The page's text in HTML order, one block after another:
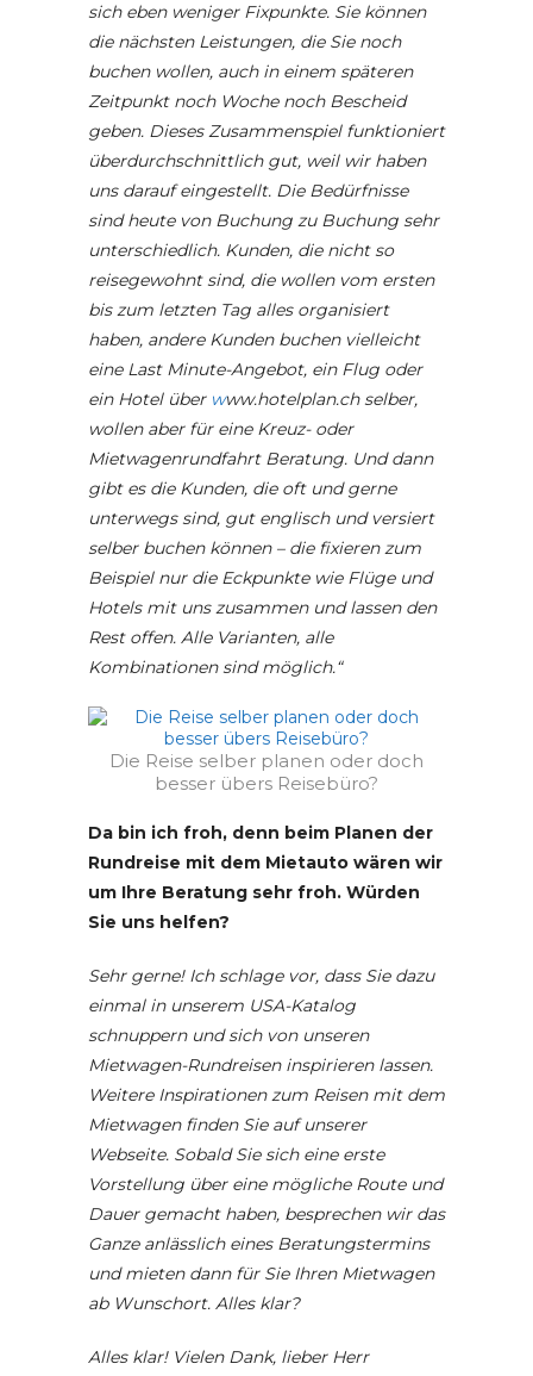
sich eben weniger Fixpunkte. Sie können
die nächsten Leistungen, die Sie noch
buchen wollen, auch in einem späteren
Zeitpunkt noch Woche noch Bescheid
geben. Dieses Zusammenspiel funktioniert
überdurchschnittlich gut, weil wir haben
uns darauf eingestellt. Die Bedürfnisse
sind heute von Buchung zu Buchung sehr
unterschiedlich. Kunden, die nicht so
reisegewohnt sind, die wollen vom ersten
bis zum letzten Tag alles organisiert
haben, andere Kunden buchen vielleicht
eine Last Minute-Angebot, ein Flug oder
ein Hotel über www.hotelplan.chselber,
wollen aber für eine Kreuz- oder
Mietwagenrundfahrt Beratung. Und dann
gibt es die Kunden, die oft und gerne
unterwegs sind, gut englisch und versiert
selber buchen können – die fixieren zum
Beispiel nur die Eckpunkte wie Flüge und
Hotels mit uns zusammen und lassen den
Rest offen. Alle Varianten, alle
Kombinationen sind möglich.“
Die Reise selber planen oder doch
besser übers Reisebüro?
Da bin ich froh, denn beim Planen der
Rundreise mit dem Mietauto wären wir
um Ihre Beratung sehr froh. Würden
Sie uns helfen?
Sehr gerne! Ich schlage vor, dass Sie dazu
einmal in unserem USA-Katalog
schnuppern und sich von unseren
Mietwagen-Rundreisen inspirieren lassen.
Weitere Inspirationen zum Reisen mit dem
Mietwagenfinden Sie auf unserer
Webseite. Sobald Sie sich eine erste
Vorstellung über eine mögliche Route und
Dauer gemacht haben, besprechen wir das
Ganze anlässlich eines Beratungstermins
und mieten dann für Sie Ihren Mietwagen
ab Wunschort. Alles klar?
Alles klar! Vielen Dank, lieber Herr